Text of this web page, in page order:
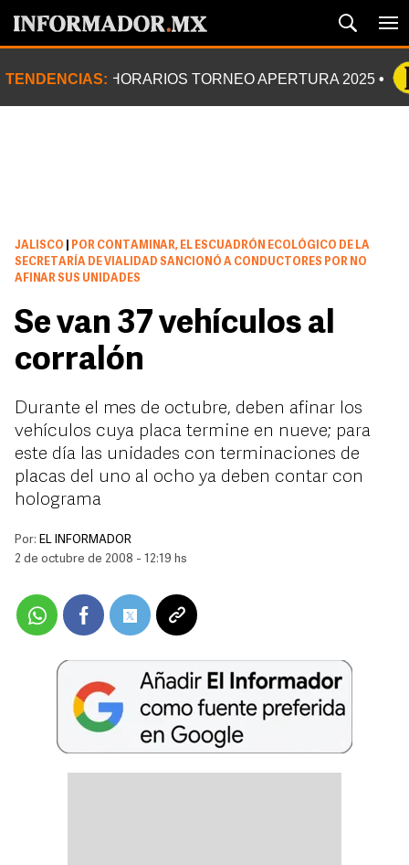
TENDENCIAS: HORARIOS TORNEO APERTURA 2025
JALISCO
POR CONTAMINAR, EL ESCUADRÓN ECOLÓGICO DE LA
SECRETARÍA DE VIALIDAD SANCIONÓ A CONDUCTORES POR NO
AFINAR SUS UNIDADES
Se van 37 vehículos al
corralón
Durante el mes de octubre, deben afinar los
vehículos cuya placa termine en nueve; para
este día las unidades con terminaciones de
placas del uno al ocho ya deben contar con
holograma
Por: EL INFORMADOR
2 de octubre de 2008 - 12:19 hs